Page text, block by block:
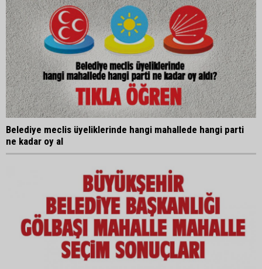
Belediye meclis üyeliklerinde hangi mahallede hangi parti
ne kadar oy al